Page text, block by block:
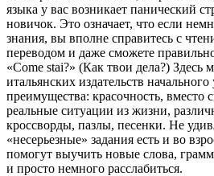
языка у вас возникает панический
новичок. Это означает, что если
знания, вы вполне справитесь с
переводом и даже сможете
«Come stai?» (Как твои дела?) Здесь
итальянских издательств
преимущества: красочность, вместо
реальные ситуации из жизни,
кроссворды, пазлы, песенки. Не
«несерьезные» задания есть и во
помогут выучить новые слова,
и просто немного расслабиться.